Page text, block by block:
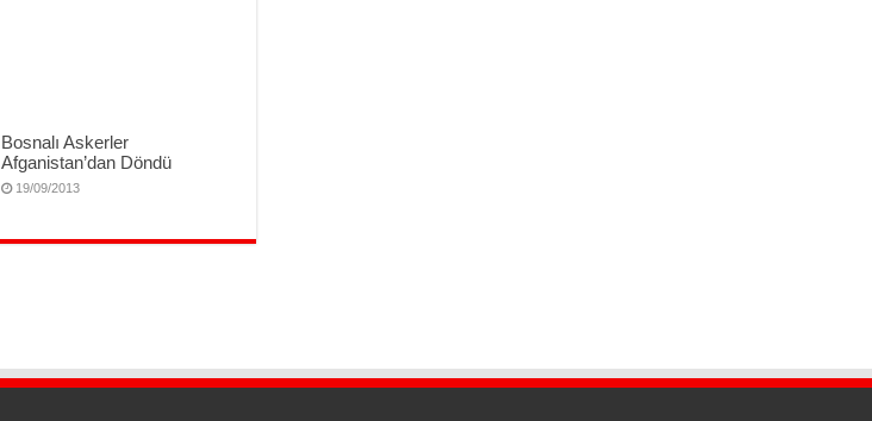
Bosnalı Askerler
Afganistan’dan Döndü
19/09/2013